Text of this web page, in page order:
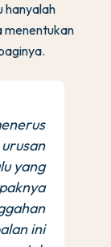
hanyalah
menentukan
yang
ini